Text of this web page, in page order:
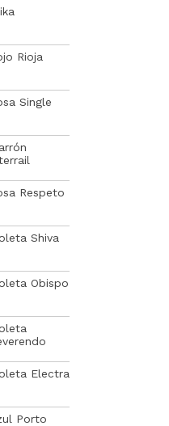
Rioja
Single
Respeto
Shiva
Obispo
Electra
Porto